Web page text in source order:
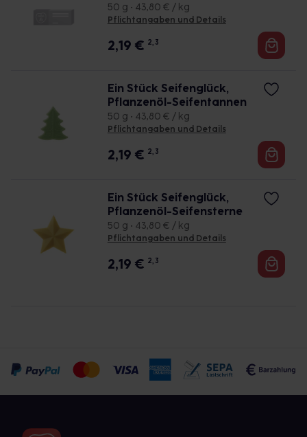
50 g • 43,80 € / kg
Pflichtangaben und Details
2,19 € 2, 3
Ein Stück Seifenglück,
Pflanzenöl-Seifentannen
50 g • 43,80 € / kg
Pflichtangaben und Details
2,19 € 2, 3
Ein Stück Seifenglück,
Pflanzenöl-Seifensterne
50 g • 43,80 € / kg
Pflichtangaben und Details
2,19 € 2, 3